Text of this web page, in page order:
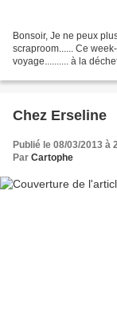
Bonsoir, Je ne peux
scraproom...... Ce
voyage.......... à la
Chez Erseline
Publié le 08/03/2013 à
Par Cartophe